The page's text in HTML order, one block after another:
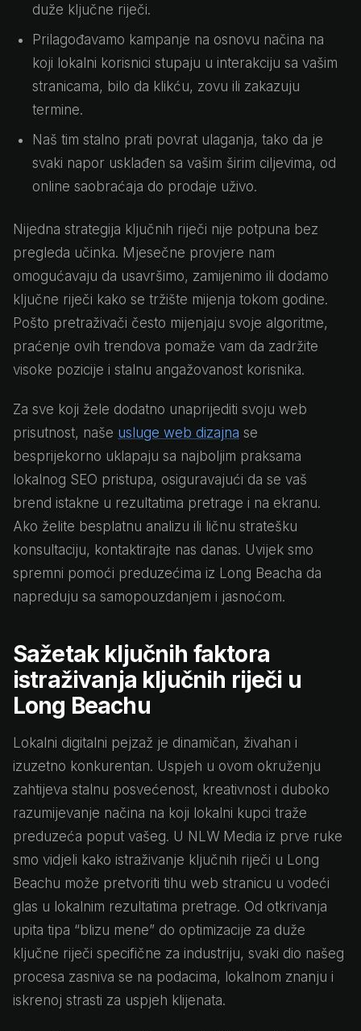
duže ključne riječi.
Prilagođavamo kampanje na osnovu načina na
koji lokalni korisnici stupaju u interakciju sa vašim
stranicama, bilo da klikću, zovu ili zakazuju
termine.
Naš tim stalno prati povrat ulaganja, tako da je
svaki napor usklađen sa vašim širim ciljevima, od
online saobraćaja do prodaje uživo.
Nijedna strategija ključnih riječi nije potpuna bez
pregleda učinka. Mjesečne provjere nam
omogućavaju da usavršimo, zamijenimo ili dodamo
ključne riječi kako se tržište mijenja tokom godine.
Pošto pretraživači često mijenjaju svoje algoritme,
praćenje ovih trendova pomaže vam da zadržite
visoke pozicije i stalnu angažovanost korisnika.
Za sve koji žele dodatno unaprijediti svoju web
prisutnost, naše usluge web dizajna se
besprijekorno uklapaju sa najboljim praksama
lokalnog SEO pristupa, osiguravajući da se vaš
brend istakne u rezultatima pretrage i na ekranu.
Ako želite besplatnu analizu ili ličnu stratešku
konsultaciju, kontaktirajte nas danas. Uvijek smo
spremni pomoći preduzećima iz Long Beacha da
napreduju sa samopouzdanjem i jasnoćom.
Sažetak ključnih faktora
istraživanja ključnih riječi u
Long Beachu
Lokalni digitalni pejzaž je dinamičan, živahan i
izuzetno konkurentan. Uspjeh u ovom okruženju
zahtijeva stalnu posvećenost, kreativnost i duboko
razumijevanje načina na koji lokalni kupci traže
preduzeća poput vašeg. U NLW Media iz prve ruke
smo vidjeli kako istraživanje ključnih riječi u Long
Beachu može pretvoriti tihu web stranicu u vodeći
glas u lokalnim rezultatima pretrage. Od otkrivanja
upita tipa “blizu mene” do optimizacije za duže
ključne riječi specifične za industriju, svaki dio našeg
procesa zasniva se na podacima, lokalnom znanju i
iskrenoj strasti za uspjeh klijenata.